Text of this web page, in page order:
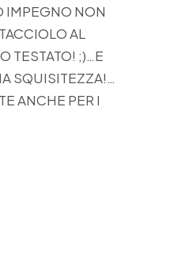
IMPEGNO NON
AL
TESTATO! ;)…E
SQUISITEZZA!…
ANCHE PER I